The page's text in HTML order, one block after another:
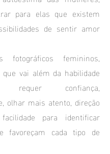
para elas que existem
de sentir amor
fotográficos femininos,
vai além da habilidade
requer confiança,
olhar mais atento, direção
para identificar
favoreçam cada tipo de